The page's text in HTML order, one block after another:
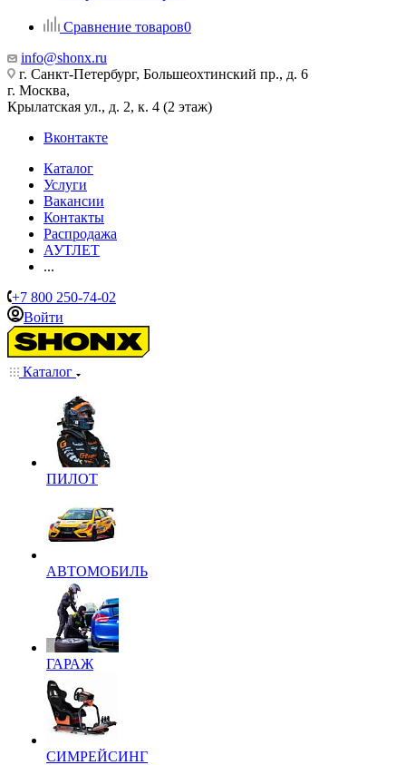
Сравнение товаров0
info@shonx.ru
г. Санкт-Петербург, Большеохтинский пр., д. 6
г. Москва,
Крылатская ул., д. 2, к. 4 (2 этаж)
Вконтакте
Каталог
Услуги
Вакансии
Контакты
Распродажа
АУТЛЕТ
...
+7 800 250-74-02
Войти
Каталог
ПИЛОТ
АВТОМОБИЛЬ
ГАРАЖ
СИМРЕЙСИНГ